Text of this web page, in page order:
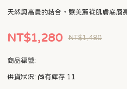
天然與高貴的結合，讓美麗從肌膚底層
NT$1,280 NT$1,480
商品編號:
供貨狀況: 尚有庫存 11